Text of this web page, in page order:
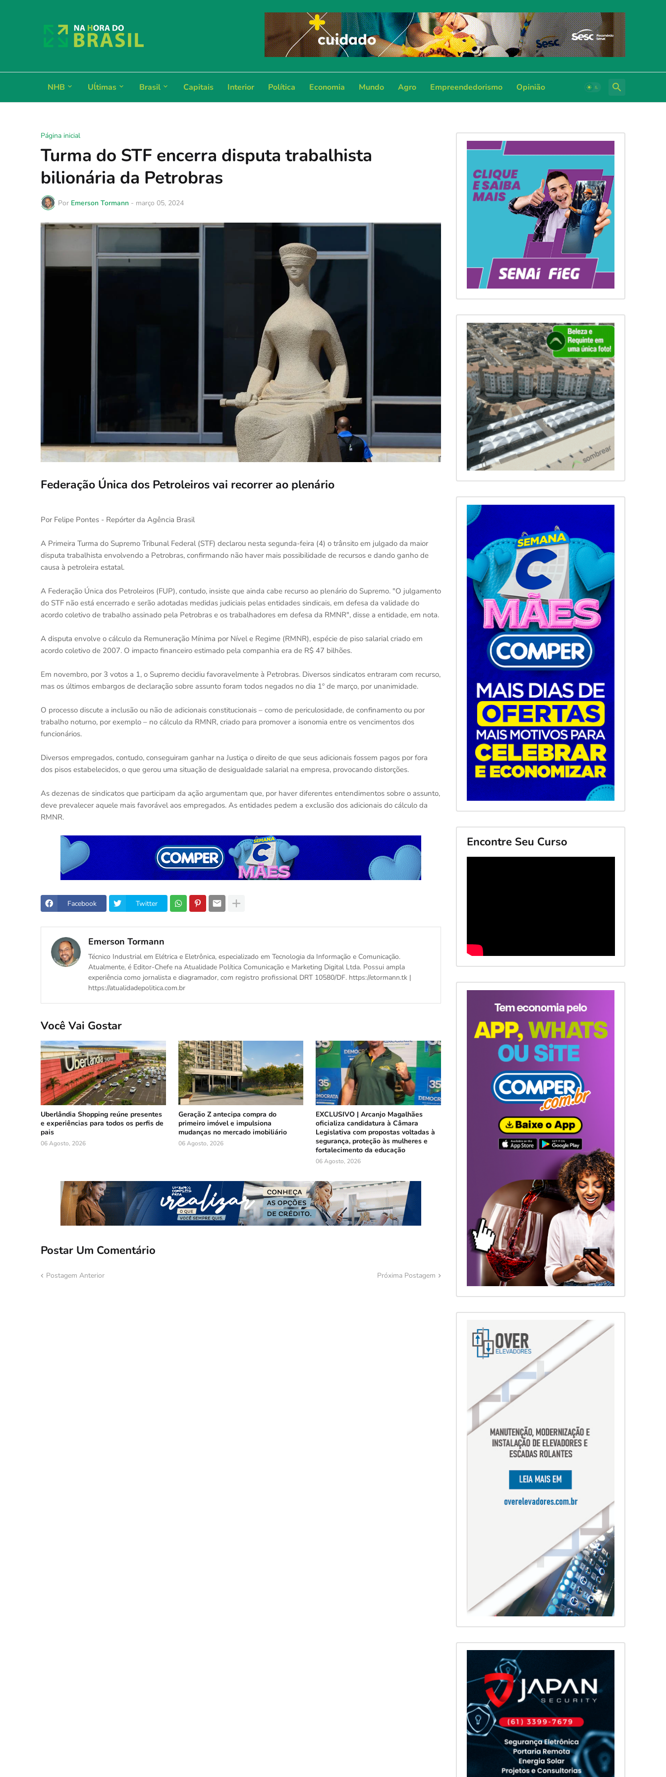
NHB Uĺtimas Brasil Capitais Interior Política Economia Mundo Agro Empreendedorismo Opinião
Página inicial
Turma do STF encerra disputa trabalhista
bilionária da Petrobras
Por Emerson Tormann - março 05, 2024
Federação Única dos Petroleiros vai recorrer ao plenário
Por Felipe Pontes - Repórter da Agência Brasil
A Primeira Turma do Supremo Tribunal Federal (STF) declarou nesta segunda-feira (4) o trânsito em julgado da maior
disputa trabalhista envolvendo a Petrobras, confirmando não haver mais possibilidade de recursos e dando ganho de
causa à petroleira estatal.
A Federação Única dos Petroleiros (FUP), contudo, insiste que ainda cabe recurso ao plenário do Supremo. "O julgamento
do STF não está encerrado e serão adotadas medidas judiciais pelas entidades sindicais, em defesa da validade do
acordo coletivo de trabalho assinado pela Petrobras e os trabalhadores em defesa da RMNR", disse a entidade, em nota.
A disputa envolve o cálculo da Remuneração Mínima por Nível e Regime (RMNR), espécie de piso salarial criado em
acordo coletivo de 2007. O impacto financeiro estimado pela companhia era de R$ 47 bilhões.
Em novembro, por 3 votos a 1, o Supremo decidiu favoravelmente à Petrobras. Diversos sindicatos entraram com recurso,
mas os últimos embargos de declaração sobre assunto foram todos negados no dia 1º de março, por unanimidade.
O processo discute a inclusão ou não de adicionais constitucionais – como de periculosidade, de confinamento ou por
trabalho noturno, por exemplo – no cálculo da RMNR, criado para promover a isonomia entre os vencimentos dos
funcionários.
Diversos empregados, contudo, conseguiram ganhar na Justiça o direito de que seus adicionais fossem pagos por fora
dos pisos estabelecidos, o que gerou uma situação de desigualdade salarial na empresa, provocando distorções.
As dezenas de sindicatos que participam da ação argumentam que, por haver diferentes entendimentos sobre o assunto,
deve prevalecer aquele mais favorável aos empregados. As entidades pedem a exclusão dos adicionais do cálculo da
RMNR.
Facebook Twitter
Emerson Tormann
Técnico Industrial em Elétrica e Eletrônica, especializado em Tecnologia da Informação e Comunicação.
Atualmente, é Editor-Chefe na Atualidade Política Comunicação e Marketing Digital Ltda. Possui ampla
experiência como jornalista e diagramador, com registro profissional DRT 10580/DF. https://etormann.tk |
https://atualidadepolitica.com.br
Você Vai Gostar
Uberlândia Shopping reúne presentes
e experiências para todos os perfis de
pais
06 Agosto, 2026
Geração Z antecipa compra do
primeiro imóvel e impulsiona
mudanças no mercado imobiliário
06 Agosto, 2026
EXCLUSIVO | Arcanjo Magalhães
oficializa candidatura à Câmara
Legislativa com propostas voltadas à
segurança, proteção às mulheres e
fortalecimento da educação
06 Agosto, 2026
Postar Um Comentário
Postagem Anterior Próxima Postagem
Encontre Seu Curso